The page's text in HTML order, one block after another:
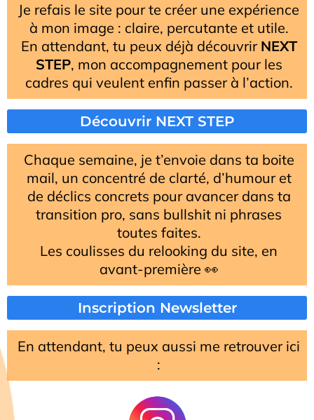
Je refais le site pour te créer une expérience
à mon image : claire, percutante et utile.
En attendant, tu peux déjà découvrir NEXT
STEP, mon accompagnement pour les
cadres qui veulent enfin passer à l’action.
Découvrir NEXT STEP
Chaque semaine, je t’envoie dans ta boite
mail, un concentré de clarté, d’humour et
de déclics concrets pour avancer dans ta
transition pro, sans bullshit ni phrases
toutes faites.
Les coulisses du relooking du site, en
avant-première 👀
Inscription Newsletter
En attendant, tu peux aussi me retrouver ici
: